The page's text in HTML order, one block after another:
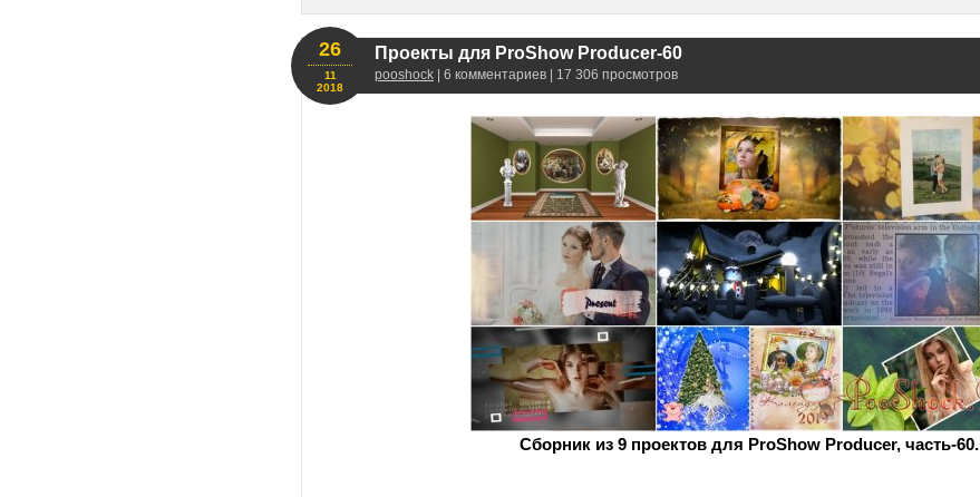
Проекты для ProShow Producer-60
pooshock | 6 комментариев | 17 306 просмотров
26
11
2018
Сборник из 9 проектов для ProShow Producer, часть-60.